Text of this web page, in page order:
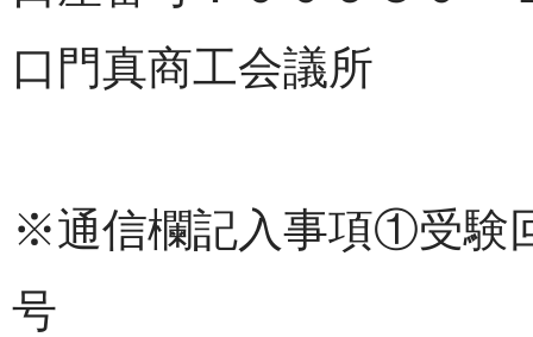
口門真商工会議所
※通信欄記入事項①受験
号